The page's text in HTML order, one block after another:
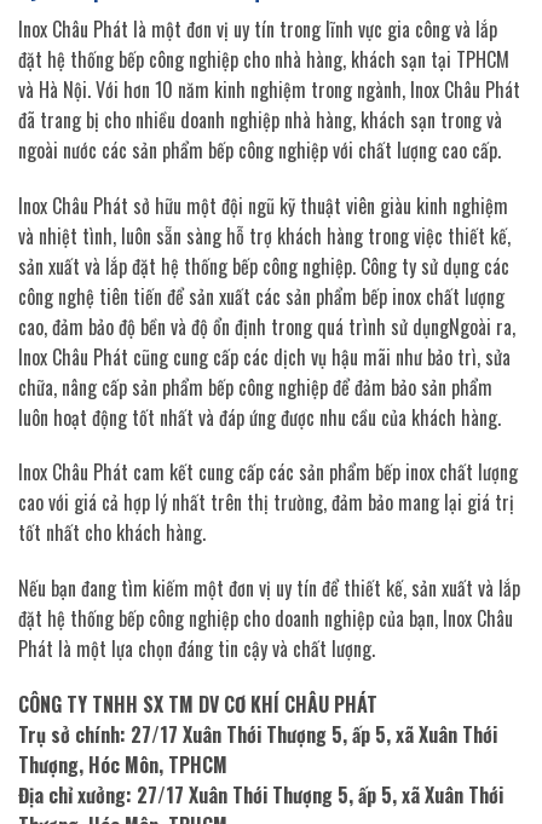
Inox Châu Phát là một đơn vị uy tín trong lĩnh vực gia công và lắp
đặt hệ thống bếp công nghiệp cho nhà hàng, khách sạn tại TPHCM
và Hà Nội. Với hơn 10 năm kinh nghiệm trong ngành, Inox Châu Phát
đã trang bị cho nhiều doanh nghiệp nhà hàng, khách sạn trong và
ngoài nước các sản phẩm bếp công nghiệp với chất lượng cao cấp.
Inox Châu Phát sở hữu một đội ngũ kỹ thuật viên giàu kinh nghiệm
và nhiệt tình, luôn sẵn sàng hỗ trợ khách hàng trong việc thiết kế,
sản xuất và lắp đặt hệ thống bếp công nghiệp. Công ty sử dụng các
công nghệ tiên tiến để sản xuất các sản phẩm bếp inox chất lượng
cao, đảm bảo độ bền và độ ổn định trong quá trình sử dụngNgoài ra,
Inox Châu Phát cũng cung cấp các dịch vụ hậu mãi như bảo trì, sửa
chữa, nâng cấp sản phẩm bếp công nghiệp để đảm bảo sản phẩm
luôn hoạt động tốt nhất và đáp ứng được nhu cầu của khách hàng.
Inox Châu Phát cam kết cung cấp các sản phẩm bếp inox chất lượng
cao với giá cả hợp lý nhất trên thị trường, đảm bảo mang lại giá trị
tốt nhất cho khách hàng.
Nếu bạn đang tìm kiếm một đơn vị uy tín để thiết kế, sản xuất và lắp
đặt hệ thống bếp công nghiệp cho doanh nghiệp của bạn, Inox Châu
Phát là một lựa chọn đáng tin cậy và chất lượng.
CÔNG TY TNHH SX TM DV CƠ KHÍ CHÂU PHÁT
Trụ sở chính: 27/17 Xuân Thới Thượng 5, ấp 5, xã Xuân Thới
Thượng, Hóc Môn, TPHCM
Địa chỉ xưởng: 27/17 Xuân Thới Thượng 5, ấp 5, xã Xuân Thới